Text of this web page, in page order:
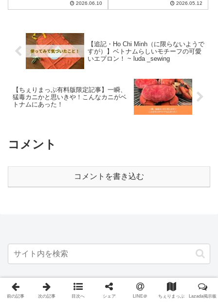
2026.06.10 2026.05.12
【追記・Ho Chi Minh（に限らないようで
すが）】ベトナムらしいモチーフの可愛
いエプロン！ ~ luda _sewing
【ちぇりまっぷ有料版限定記事】一瞬、
猛毒カニかと思いきや！こんなカニがベ
トナムにあった！
コメント
コメントを書き込む
人気の記事（過去7日間の集計）
前の記事 次の記事 目次へ シェア LINE＠ ちぇりまっぷ Lazada掲示板